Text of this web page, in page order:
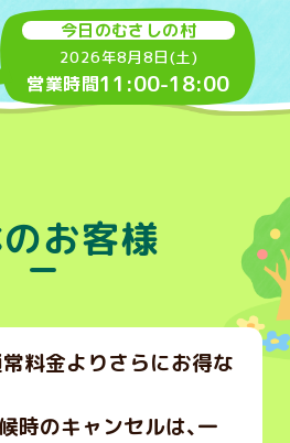
今日のむさしの村
2026年8月8日(土)
営業時間11:00-18:00
お客様
料金よりさらにお得な
時のキャンセルは、一